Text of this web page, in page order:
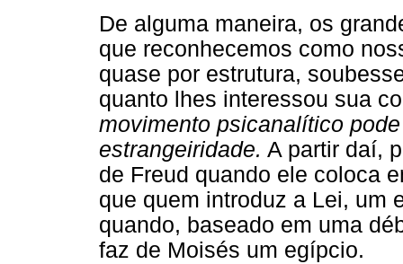
De alguma maneira, os
que reconhecemos como
quase por estrutura,
quanto lhes interessou sua
movimento psicanalítico
estrangeiridade. A partir daí,
de Freud quando ele coloca
que quem introduz a Lei, um
quando, baseado em uma
faz de Moisés um egípcio.